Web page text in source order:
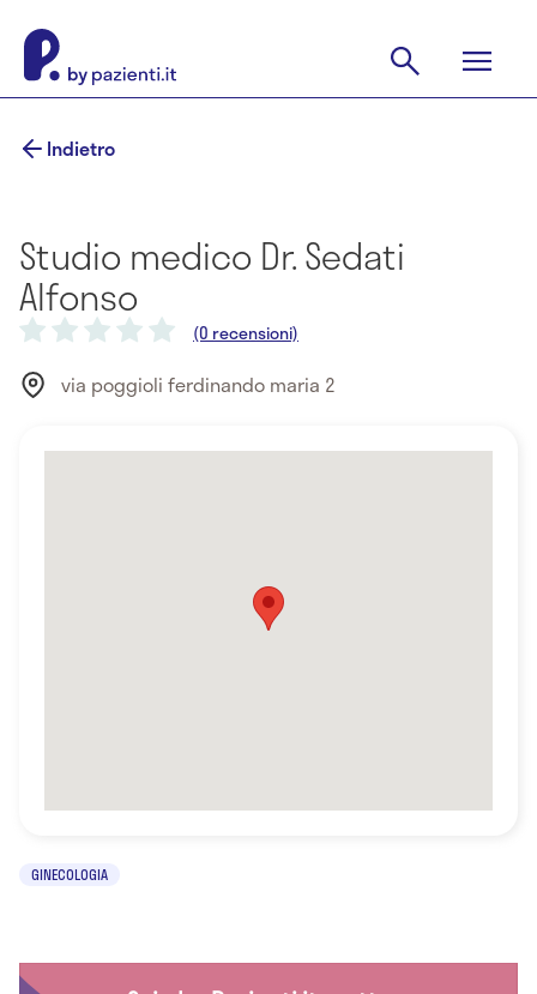
Indietro
Studio medico Dr. Sedati
Alfonso
(0 recensioni)
via poggioli ferdinando maria 2
GINECOLOGIA